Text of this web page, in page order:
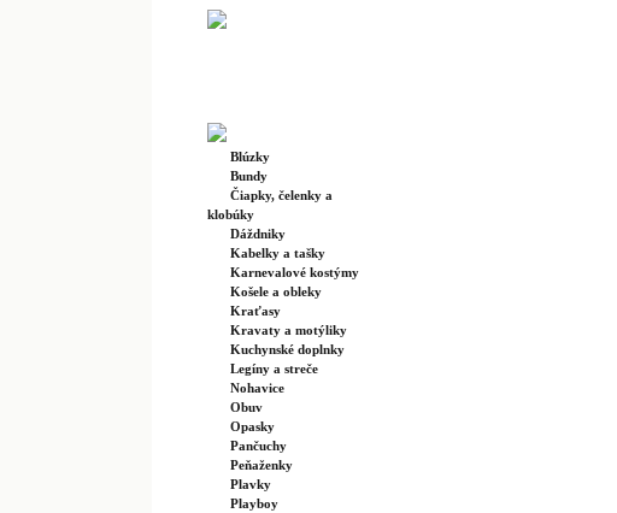
Blúzky
Bundy
Čiapky, čelenky a
klobúky
Dáždniky
Kabelky a tašky
Karnevalové kostýmy
Košele a obleky
Kraťasy
Kravaty a motýliky
Kuchynské doplnky
Legíny a streče
Nohavice
Obuv
Opasky
Pančuchy
Peňaženky
Plavky
Playboy